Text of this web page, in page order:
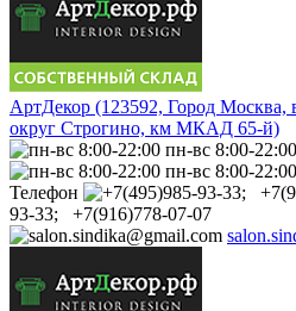
АртДекор (123592, Город Москва,
округ Строгино, км МКАД 65-й)
пн-вс 8:00-22:00
пн-вс 8:00-22:00
Телефон
93-33; +7(916)778-07-07